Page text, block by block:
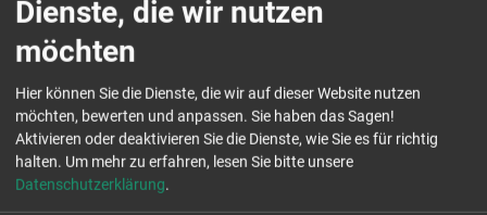
Beispiel für das Zusammenspiel von Gemeinwohl und
Wirtschaft. Die Ostsächsische Sparkasse Dresden, das
ihre jeweiligen Kompetenzen bei der Vorbereitung des
Markplatzes ein.
Für das leibliche Wohl während der Veranstaltung ist
Dienste, die wir nutzen
möchten
Hier können Sie die Dienste, die wir auf dieser Website nutzen
möchten, bewerten und anpassen. Sie haben das Sagen!
Aktivieren oder deaktivieren Sie die Dienste, wie Sie es für richtig
halten. Um mehr zu erfahren, lesen Sie bitte unsere
Datenschutzerklärung.